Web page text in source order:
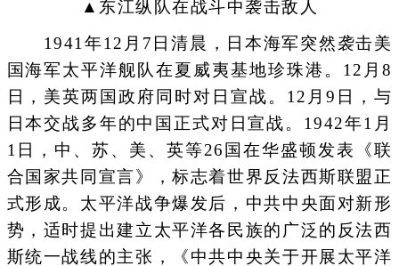
▲东江纵队在战斗中袭击敌人
1941年12月7日清晨，日本海军突然袭击美
国海军太平洋舰队在夏威夷基地珍珠港。12月8
日，美英两国政府同时对日宣战。12月9日，与
日本交战多年的中国正式对日宣战。1942年1月
1日，中、苏、美、英等26国在华盛顿发表《联
合国家共同宣言》，标志着世界反法西斯联盟正
式形成。太平洋战争爆发后，中共中央面对新形
势，适时提出建立太平洋各民族的广泛的反法西
斯统一战线的主张，《中共中央关于开展太平洋